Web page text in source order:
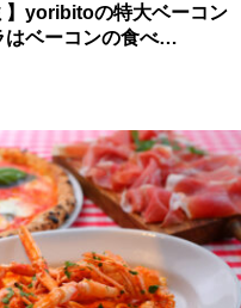
】yoribitoの特大ベーコン
はベーコンの食べ…